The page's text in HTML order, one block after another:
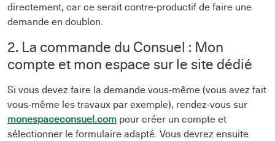
directement, car ce serait contre-productif de faire une
demande en doublon.
2. La commande du Consuel : Mon
compte et mon espace sur le site dédié
Si vous devez faire la demande vous-même (vous avez fait
vous-même les travaux par exemple), rendez-vous sur
monespaceconsuel.com pour créer un compte et
sélectionner le formulaire adapté. Vous devrez ensuite